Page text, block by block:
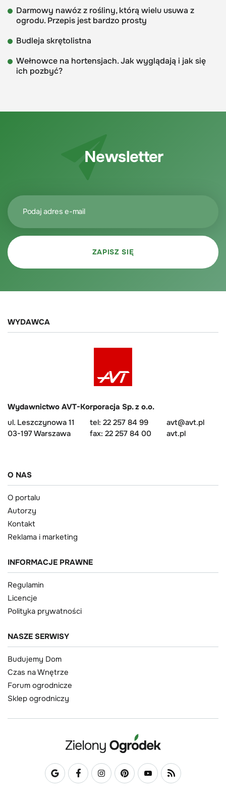
Darmowy nawóz z rośliny, którą wielu usuwa z
ogrodu. Przepis jest bardzo prosty
Budleja skrętolistna
Wełnowce na hortensjach. Jak wyglądają i jak się
ich pozbyć?
Newsletter
WYDAWCA
Wydawnictwo AVT-Korporacja Sp. z o.o.
ul. Leszczynowa 11
03-197 Warszawa
tel: 22 257 84 99
fax: 22 257 84 00
avt@avt.pl
avt.pl
O NAS
O portalu
Autorzy
Kontakt
Reklama i marketing
INFORMACJE PRAWNE
Regulamin
Licencje
Polityka prywatności
NASZE SERWISY
Budujemy Dom
Czas na Wnętrze
Forum ogrodnicze
Sklep ogrodniczy